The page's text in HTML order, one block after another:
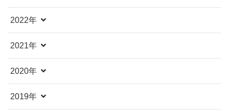
2022年
2021年
2020年
2019年